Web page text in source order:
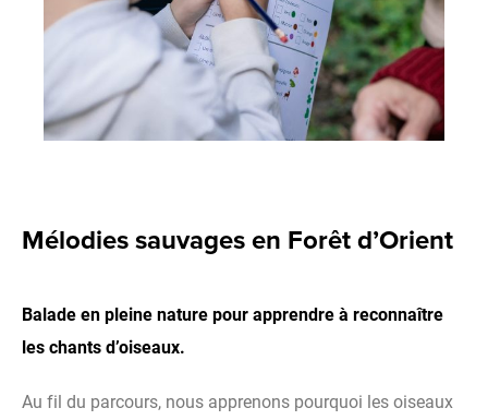
Mélodies sauvages en Forêt d’Orient
Balade en pleine nature pour apprendre à reconnaître
les chants d’oiseaux.
Au fil du parcours, nous apprenons pourquoi les oiseaux